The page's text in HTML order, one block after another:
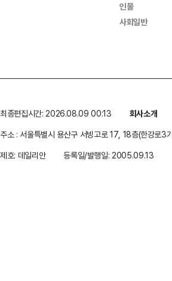
인물
사회일반
최종편집시간: 2026.08.09 00:13 회사소개
주소 : 서울특별시 용산구 서빙고로 17, 18층(한강로3
제호: 데일리안
등록일/발행일: 2005.09.13